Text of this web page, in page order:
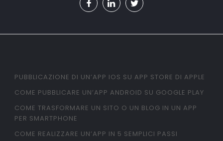
PUBBLICAZIONE DI UN’APP IOS SU APP STORE DI APPLE
COME PUBBLICARE UN’APP ANDROID SU GOOGLE PLAY
COME TRASFORMARE UN SITO O UN BLOG IN UN APP
PER SMARTPHONE
COME REALIZZARE UN’APP IN 5 SEMPLICI PASSI